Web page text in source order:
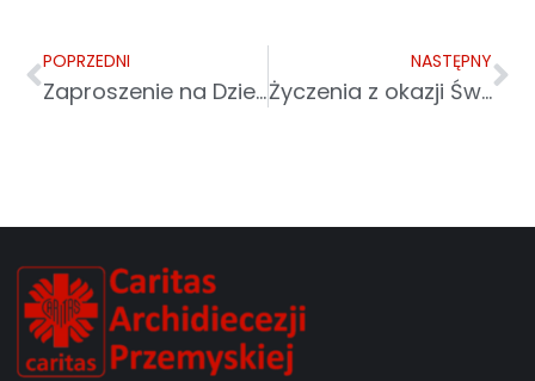
POPRZEDNI
Zaproszenie na Dzień Dobra!
NASTĘPNY
Życzenia z okazji Świąt Wielkanocnych